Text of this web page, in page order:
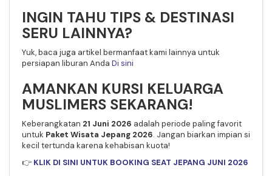
INGIN TAHU TIPS & DESTINASI
SERU LAINNYA?
Yuk, baca juga artikel bermanfaat kami lainnya untuk
persiapan liburan Anda Di sini
AMANKAN KURSI KELUARGA
MUSLIMERS SEKARANG!
Keberangkatan 21 Juni 2026 adalah periode paling favorit
untuk Paket Wisata Jepang 2026. Jangan biarkan impian si
kecil tertunda karena kehabisan kuota!
👉 KLIK DI SINI UNTUK BOOKING SEAT JEPANG JUNI 2026